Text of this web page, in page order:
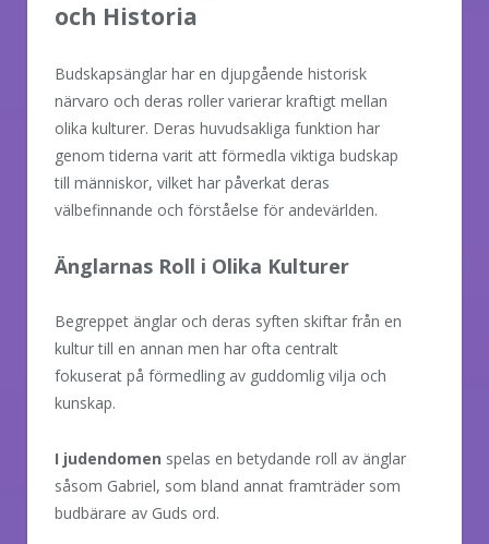
och Historia
Budskapsänglar har en djupgående historisk
närvaro och deras roller varierar kraftigt mellan
olika kulturer. Deras huvudsakliga funktion har
genom tiderna varit att förmedla viktiga budskap
till människor, vilket har påverkat deras
välbefinnande och förståelse för andevärlden.
Änglarnas Roll i Olika Kulturer
Begreppet änglar och deras syften skiftar från en
kultur till en annan men har ofta centralt
fokuserat på förmedling av guddomlig vilja och
kunskap.
I judendomen spelas en betydande roll av änglar
såsom Gabriel, som bland annat framträder som
budbärare av Guds ord.